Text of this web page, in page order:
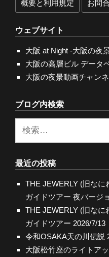
概要と利用規定 お問
ウェブサイト
大阪 at Night -大阪の夜
大阪の高層ビル データ
大阪の夜景動画チャン
ブログ内検索
最近の投稿
THE JEWERLY (旧なに
ガイドツアー 夜バージ
THE JEWERLY (旧なに
ガイドツアー 2026/7/13
令和OSAKA天の川伝説
大阪松竹座のライトア